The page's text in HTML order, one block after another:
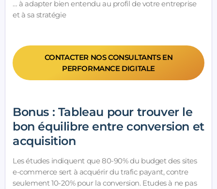
… à adapter bien entendu au profil de votre entreprise
et à sa stratégie
CONTACTER NOS CONSULTANTS EN
PERFORMANCE DIGITALE
Bonus : Tableau pour trouver le
bon équilibre entre conversion et
acquisition
Les études indiquent que 80-90% du budget des sites
e-commerce sert à acquérir du trafic payant, contre
seulement 10-20% pour la conversion. Etudes à ne pas